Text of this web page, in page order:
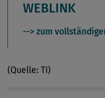
WEBLINK
--> zum
(Quelle: TI)